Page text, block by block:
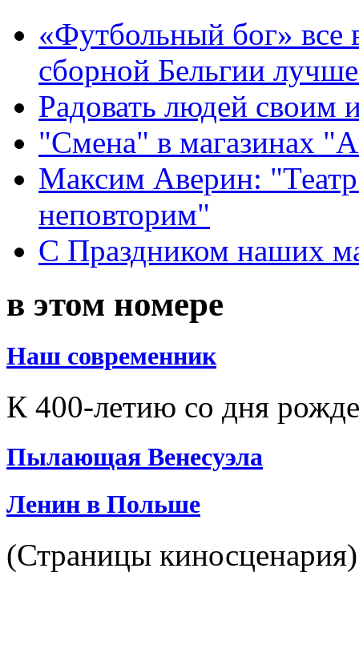
«Футбольный бог» все
сборной Бельгии
Радовать людей своим
"Смена" в магазинах
Максим Аверин:
неповторим"
С Праздником наших
в этом номере
Наш современник
К 400-летию со дня
Пылающая Венесуэла
Ленин в Польше
(Страницы киносценария)